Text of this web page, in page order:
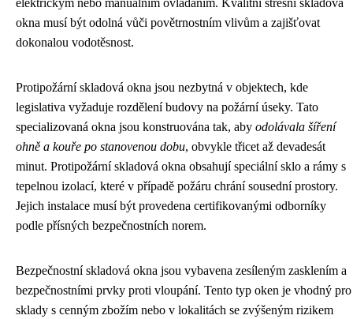
elektrickým nebo manuálním ovládáním. Kvalitní střešní skladová
okna musí být odolná vůči povětrnostním vlivům a zajišťovat
dokonalou vodotěsnost.
Protipožární skladová okna jsou nezbytná v objektech, kde
legislativa vyžaduje rozdělení budovy na požární úseky. Tato
specializovaná okna jsou konstruována tak, aby odolávala šíření
ohně a kouře po stanovenou dobu, obvykle třicet až devadesát
minut. Protipožární skladová okna obsahují speciální sklo a rámy s
tepelnou izolací, které v případě požáru chrání sousední prostory.
Jejich instalace musí být provedena certifikovanými odborníky
podle přísných bezpečnostních norem.
Bezpečnostní skladová okna jsou vybavena zesíleným zasklením a
bezpečnostními prvky proti vloupání. Tento typ oken je vhodný pro
sklady s cenným zbožím nebo v lokalitách se zvýšeným rizikem